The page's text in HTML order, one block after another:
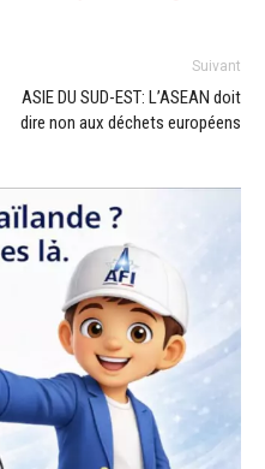
Suivant
ASIE DU SUD-EST: L’ASEAN doit
dire non aux déchets européens